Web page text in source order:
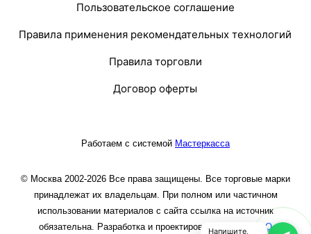
Пользовательское соглашение
Правила применения рекомендательных технологий
Правила торговли
Договор оферты
Работаем с системой Мастеркасса
© Москва 2002-2026 Все права защищены. Все торговые марки
принадлежат их владельцам. При полном или частичном
использовании материалов с сайта ссылка на источник
обязательна. Разработка и проектирование сайта
ООО
Напишите,